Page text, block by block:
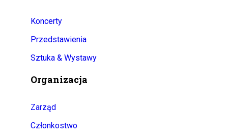
Koncerty
Przedstawienia
Sztuka & Wystawy
Organizacja
Zarząd
Członkostwo